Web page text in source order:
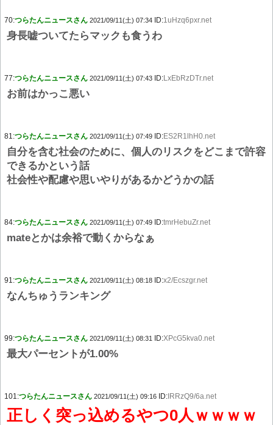
70:つらたんニュースさん 2021/09/11(土) 07:34 ID:1uHzq6pxr.net
身長嘘ついてたらマックも食うわ
77:つらたんニュースさん 2021/09/11(土) 07:43 ID:LxEbRzDTr.net
お前はかっこ悪い
81:つらたんニュースさん 2021/09/11(土) 07:49 ID:ES2R1lhH0.net
自分を含む社会のために、個人のリスクをどこまで許容
できるかという話
社会性や配慮や思いやりがあるかどうかの話
84:つらたんニュースさん 2021/09/11(土) 07:49 ID:tmrHebuZr.net
mateとかは余裕で動くからなぁ
91:つらたんニュースさん 2021/09/11(土) 08:18 ID:x2/Ecszgr.net
なんちゅうランキング
99:つらたんニュースさん 2021/09/11(土) 08:31 ID:XPcG5kva0.net
最大パーセントが1.00%
101:つらたんニュースさん 2021/09/11(土) 09:16 ID: IRRzQ9/6a.net
正しく突っ込めるやつ0人ｗｗｗｗ